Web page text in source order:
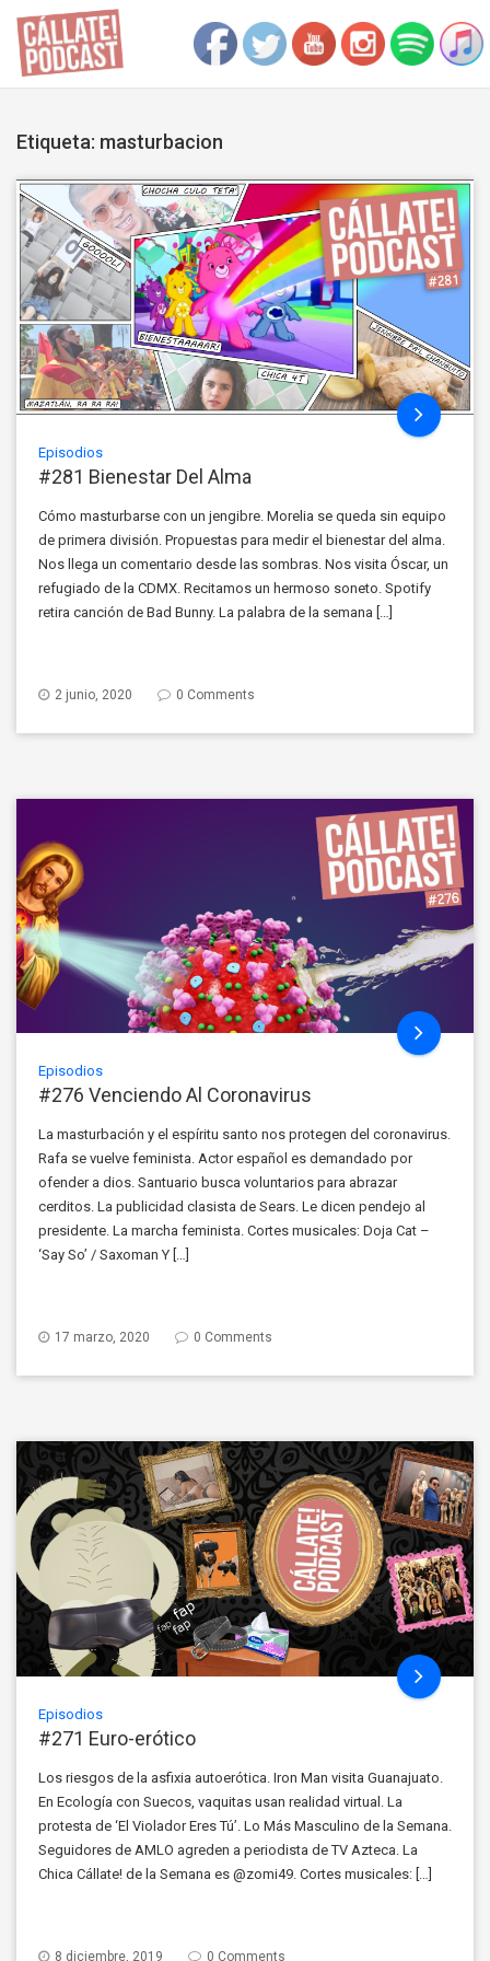
Etiqueta: masturbacion
Episodios
#281 Bienestar Del Alma
Cómo masturbarse con un jengibre. Morelia se queda sin equipo
de primera división. Propuestas para medir el bienestar del alma.
Nos llega un comentario desde las sombras. Nos visita Óscar, un
refugiado de la CDMX. Recitamos un hermoso soneto. Spotify
retira canción de Bad Bunny. La palabra de la semana […]
2 junio, 2020 0 Comments
Episodios
#276 Venciendo Al Coronavirus
La masturbación y el espíritu santo nos protegen del coronavirus.
Rafa se vuelve feminista. Actor español es demandado por
ofender a dios. Santuario busca voluntarios para abrazar
cerditos. La publicidad clasista de Sears. Le dicen pendejo al
presidente. La marcha feminista. Cortes musicales: Doja Cat –
‘Say So’ / Saxoman Y […]
17 marzo, 2020 0 Comments
Episodios
#271 Euro-erótico
Los riesgos de la asfixia autoerótica. Iron Man visita Guanajuato.
En Ecología con Suecos, vaquitas usan realidad virtual. La
protesta de ‘El Violador Eres Tú’. Lo Más Masculino de la Semana.
Seguidores de AMLO agreden a periodista de TV Azteca. La
Chica Cállate! de la Semana es @zomi49. Cortes musicales: […]
8 diciembre, 2019 0 Comments